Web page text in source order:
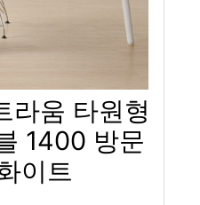
라움 타원형
1400 방문
이트